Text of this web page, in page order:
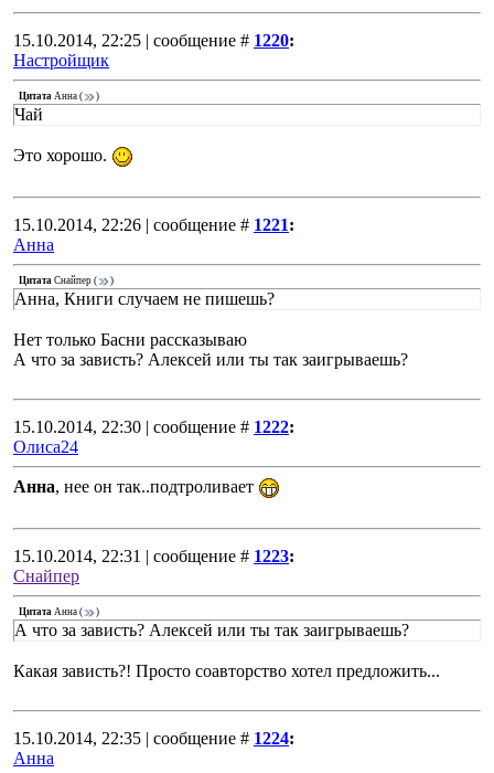
15.10.2014, 22:25 | сообщение # 1220:
Настройщик
Цитата Анна ( )
Чай
Это хорошо.
15.10.2014, 22:26 | сообщение # 1221:
Анна
Цитата Снайпер ( )
Анна, Книги случаем не пишешь?
Нет только Басни рассказываю
А что за зависть? Алексей или ты так заигрываешь?
15.10.2014, 22:30 | сообщение # 1222:
Олиса24
Анна, нее он так..подтроливает
15.10.2014, 22:31 | сообщение # 1223:
Снайпер
Цитата Анна ( )
А что за зависть? Алексей или ты так заигрываешь?
Какая зависть?! Просто соавторство хотел предложить...
15.10.2014, 22:35 | сообщение # 1224:
Анна